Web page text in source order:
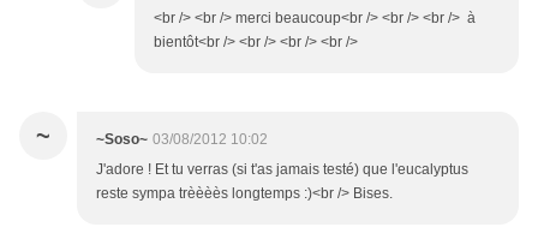
<br /> <br /> merci beaucoup<br /> <br /> <br /> à
bientôt<br /> <br /> <br /> <br />
~ ~Soso~ 03/08/2012 10:02
J'adore ! Et tu verras (si t'as jamais testé) que l'eucalyptus
reste sympa trèèèès longtemps :)<br /> Bises.